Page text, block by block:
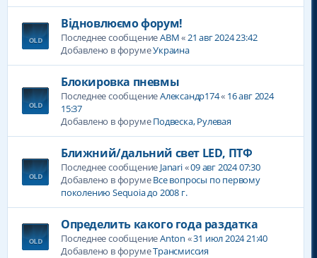
Відновлюємо форум!
Последнее сообщениеABM« 21 авг 2024 23:42
Добавлено в форумеУкраина
Блокировка пневмы
Последнее сообщениеАлександр174« 16 авг 2024
15:37
Добавлено в форумеПодвеска, Рулевая
Ближний/дальний свет LED, ПТФ
Последнее сообщение Janari«09 авг 2024 07:30
Добавлено в форумеВсе вопросы по первому
поколению Sequoia до 2008 г.
Определить какого года раздатка
Последнее сообщениеAnton «31 июл 2024 21:40
Добавлено в форумеТрансмиссия